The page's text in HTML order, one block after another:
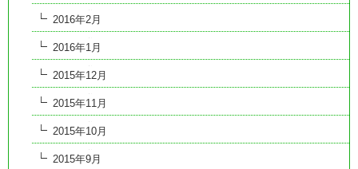
2016年2月
2016年1月
2015年12月
2015年11月
2015年10月
2015年9月